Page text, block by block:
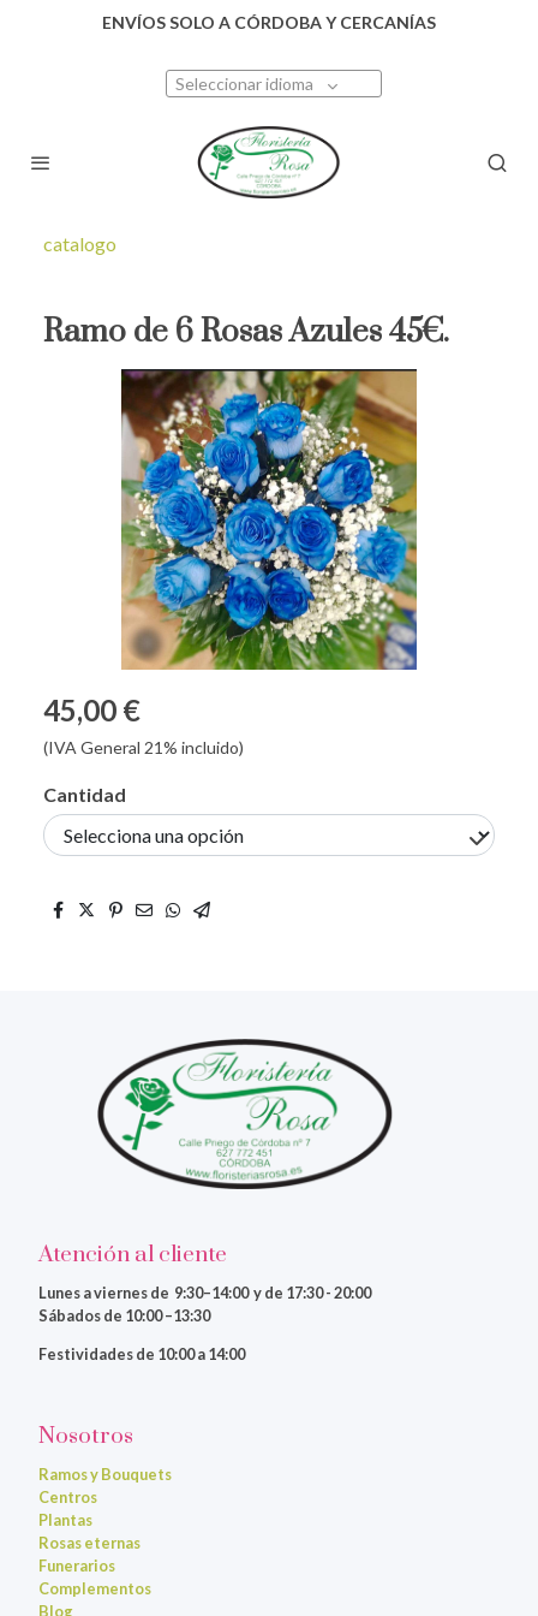
ENVÍOS SOLO A CÓRDOBA Y CERCANÍAS
Seleccionar idioma
catalogo
Ramo de 6 Rosas Azules 45€.
45,00 €
(IVA General 21% incluido)
Cantidad
Atención al cliente
Lunes a viernesde 9:30–14:00 y de 17:30 - 20:00
Sábados de 10:00 –13:30
Festividades de 10:00 a 14:00
Nosotros
Ramos y Bouquets
Centros
Plantas
Rosas eternas
Funerarios
Complementos
Blog